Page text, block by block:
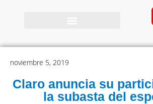
noviembre 5, 2019
Claro anuncia su
la subasta del